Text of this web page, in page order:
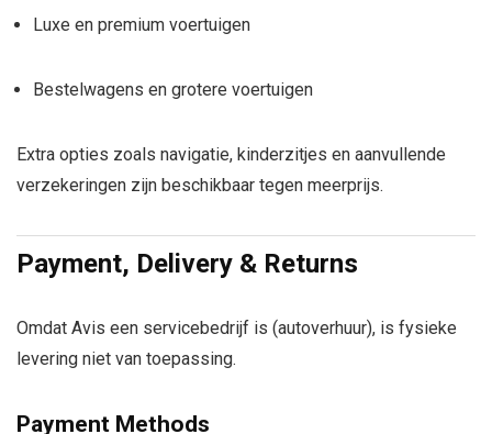
Luxe en premium voertuigen
Bestelwagens en grotere voertuigen
Extra opties zoals navigatie, kinderzitjes en aanvullende
verzekeringen zijn beschikbaar tegen meerprijs.
Payment, Delivery & Returns
Omdat Avis een servicebedrijf is (autoverhuur), is fysieke
levering niet van toepassing.
Payment Methods